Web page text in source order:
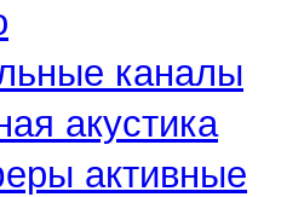
каналы
акустика
активные